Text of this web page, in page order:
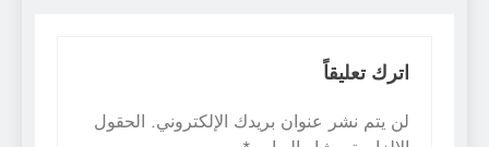
اترك تعليقاً
لن يتم نشر عنوان بريدك الإلكتروني. الحقول